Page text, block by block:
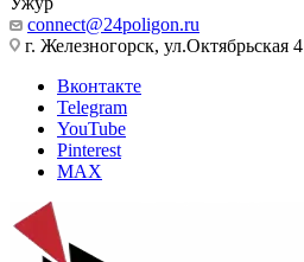
connect@24poligon.ru
г. Железногорск, ул.Октябрьская 4
Вконтакте
Telegram
YouTube
Pinterest
MAX